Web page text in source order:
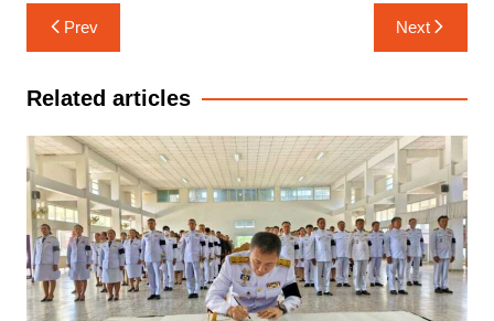
แนะแนว
เรื่อง
Prev Next
Related articles